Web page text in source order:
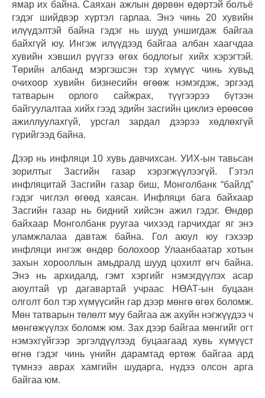
ямар их байна. Саяхан ажлын дөрвөн өдөртэй болъё
гэдэг шийдвэр хүртэл гарлаа. Энэ чинь 20 хувийн
илүүдэлтэй байна гэдэг нь шууд уншигдаж байгаа
байхгүй юу. Ингэж илүүдээд байгаа албан хаагчдаа
хувийн хэвшил рүүгээ өгөх бодлогыг хийх хэрэгтэй.
Төрийн албанд мэргэшсэн тэр хүмүүс чинь хувьд
очихоор хувийн бизнесийн өгөөж нэмэгдэж, эргээд
татварын орлого сайжрах, түүгээрээ бүтээн
байгуулалтаа хийх гээд эдийн засгийн циклиэ ерөөсөө
ажиллуулахгүй, урсгал зардал дээрээ хөдлөхгүй
гүрийгээд байна.
Дээр нь инфляци 10 хувь давчихсан. УИХ-ын тавьсан
зорилтыг Засгийн газар хэрэгжүүлээгүй. Гэтэл
инфляцитай Засгийн газар биш, Монголбанк “байлд”
гэдэг чиглэл өгөөд хаясан. Инфляци бага байхаар
Засгийн газар нь бидний хийсэн ажил гэдэг. Өндөр
байхаар Монголбанк руугаа чихээд гарчихдаг яг энэ
уламжлалаа давтаж байна. Гол аюул юу гэхээр
инфляци ингэж өндөр болохоор Улаанбаатар хотын
захын хорооллын амьдралд шууд цохилт өгч байна.
Энэ нь архидалд, гэмт хэргийг нэмэгдүүлэх асар
аюултай үр дагавартай учраас НӨАТ-ын буцаан
олголт бол тэр хүмүүсийн гар дээр мөнгө өгөх боломж.
Мөн татварын төлөлт муу байгаа аж ахуйн нэгжүүдээ ч
мөнгөжүүлэх боломж юм. Зах дээр байгаа мөнгийг огт
нэмэхгүйгээр эргэлдүүлээд буцаагаад хувь хүмүүст
өгнө гэдэг чинь үнийн дарамтад өртөж байгаа ард
түмнээ аврах хамгийн шударга, нүдээ олсон арга
байгаа юм.